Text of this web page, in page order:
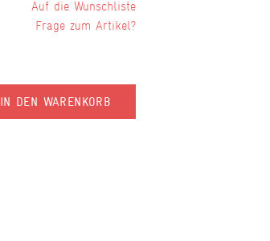
IN DEN WARENKORB
Wunschliste
Frage zum Artikel?